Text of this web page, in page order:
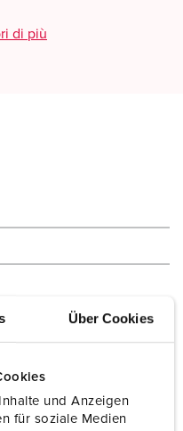
Über Cookies
und Anzeigen
für soziale Medien
di più